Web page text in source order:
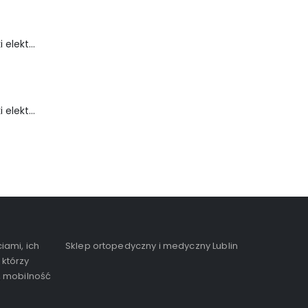
Wózek inwalidzki elektryczny - FLASH-TIM
Wózek inwalidzki elektryczny - FortiGO
ich
Sklep ortopedyczny i medyczny Lublin